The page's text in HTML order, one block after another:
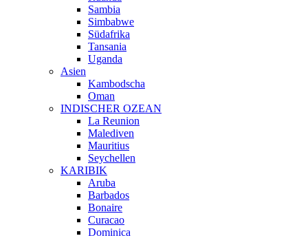
Sambia
Simbabwe
Südafrika
Tansania
Uganda
Asien
Kambodscha
Oman
INDISCHER OZEAN
La Reunion
Malediven
Mauritius
Seychellen
KARIBIK
Aruba
Barbados
Bonaire
Curacao
Dominica